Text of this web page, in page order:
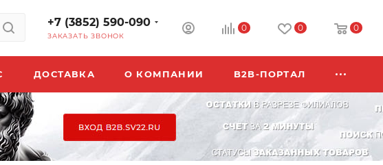
+7 (3852) 590-090
ЗАКАЗАТЬ ЗВОНОК
0 0 0
ДОСТАВКА О КОМПАНИИ B2B-ПОРТАЛ